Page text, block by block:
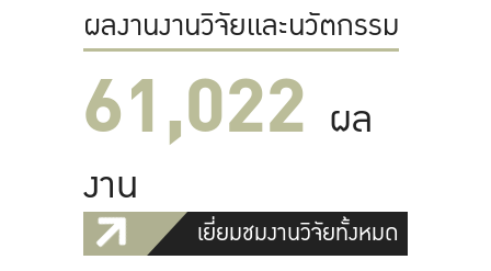
ผลงานงานวิจัยและนวัตกรรม
61,022 ผล
งาน
เยี่ยมชมงานวิจัยทั้งหมด